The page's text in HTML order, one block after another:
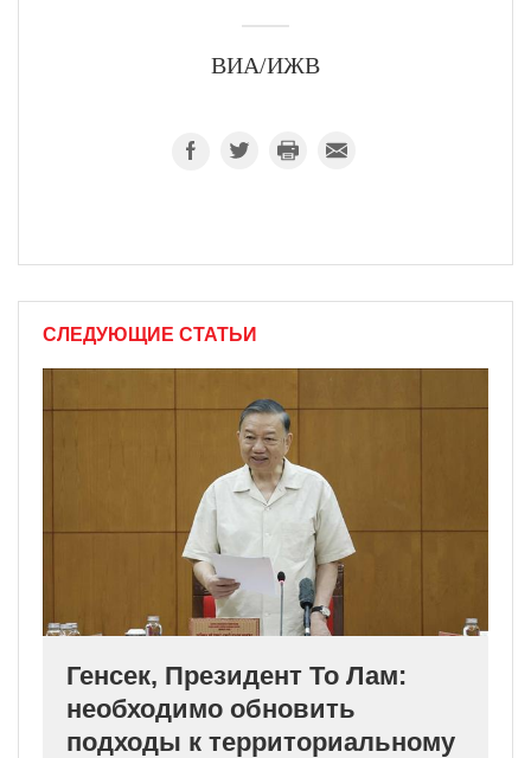
ВИА/ИЖВ
СЛЕДУЮЩИЕ СТАТЬИ
Генсек, Президент То Лам:
необходимо обновить
подходы к территориальному